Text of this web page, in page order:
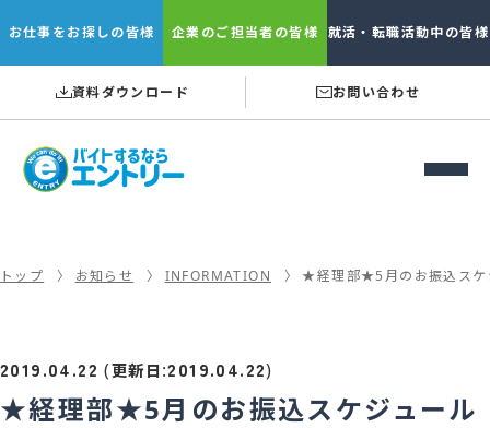
お仕事をお探しの皆様 企業のご担当者の皆様 就活・転職活動中の皆様
資料ダウンロード お問い合わせ
トップ お知らせ INFORMATION ★経理部★5月のお振込スケ
2019.04.22 (更新日 :2019.04.22)
★経理部★5月のお振込スケジュール